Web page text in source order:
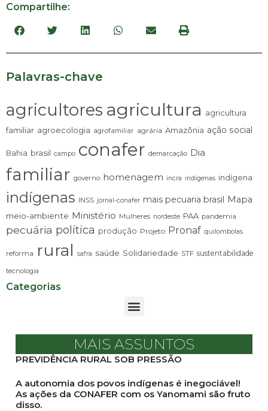
Compartilhe:
Palavras-chave
agricultores agricultura agricultura
familiar agroecologia agrofamiliar agrária Amazônia ação social
Bahia brasil campo conafer demarcação Dia
familiar governo homenagem incra indigenas indígena
indígenas INSS jornal-conafer mais pecuaria brasil Mapa
meio-ambiente Ministério Mulheres nordeste PAA pandemia
pecuária política produção Projeto Pronaf quilombolas
reforma rural safra saúde Solidariedade STF sustentabilidade
tecnologia
Categorias
MAIS ASSUNTOS
PREVIDÊNCIA RURAL SOB PRESSÃO
A autonomia dos povos indígenas é inegociável!
As ações da CONAFER com os Yanomami são fruto
disso.